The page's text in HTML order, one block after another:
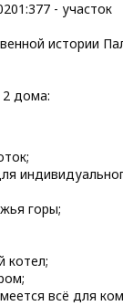
- участок
истории
дома:
горы;
котел;
всё для